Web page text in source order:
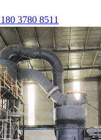
3780 8511